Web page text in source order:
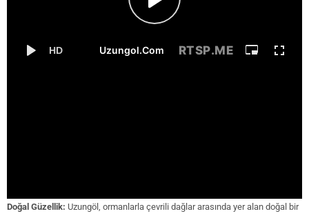
Doğal Güzellik: Uzungöl, ormanlarla çevrili dağlar arasında yer alan doğal bir